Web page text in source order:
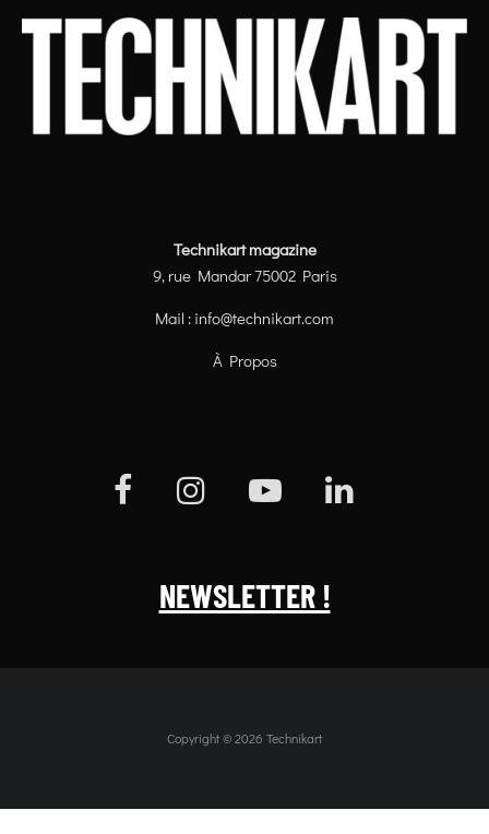
Technikart magazine
9, rue Mandar 75002 Paris
Mail : info@technikart.com
À Propos
NEWSLETTER !
Copyright © 2026 Technikart